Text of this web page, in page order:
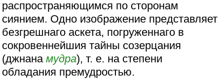
распространяющимся по сторонам
сиянием. Одно изображение представляет
безгрешнаго аскета, погруженнаго в
сокровеннейшия тайны созерцания
(джнанамудра), т. е. на степени
обладания премудростью.